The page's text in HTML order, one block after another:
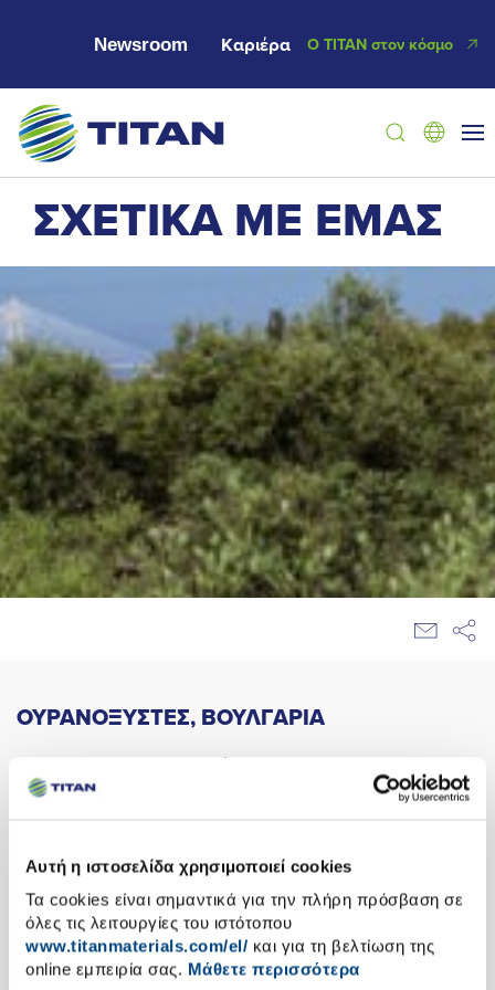
Αυτή η ιστοσελίδα χρησιμοποιεί cookies
Τα cookies είναι σημαντικά για την πλήρη πρόσβαση σε
όλες τις λειτουργίες του ιστότοπου
www.titanmaterials.com/el/ και για τη βελτίωση της
online εμπειρία σας. Μάθετε περισσότερα
Newsroom Καριέρα Ο ΤΙΤΑΝ στον κόσμο
ΣΧΕΤΙΚΑ ΜΕ ΕΜΑΣ
ΟΥΡΑΝΟΞΥΣΤΕΣ, ΒΟΥΛΓΑΡΙΑ
Ο ΤΙΤΑΝ στη Βουλγαρία προμήθευσε καινοτόμα
υλικά υψηλής ποιότητας για την κατασκευή των
Vek έχει ύψος 120 μέτρα, ενώ ο Sky Fort, όταν
ολοκληρωθεί, θα έχει ύψος 202 μέτρα και θα
είναι το υψηλότερο κτίριο στη Βουλγαρία.
Δεδομένου του ύψους των δύο κτιρίων, η
εξασφάλιση σταθερότητας και ασφάλειας